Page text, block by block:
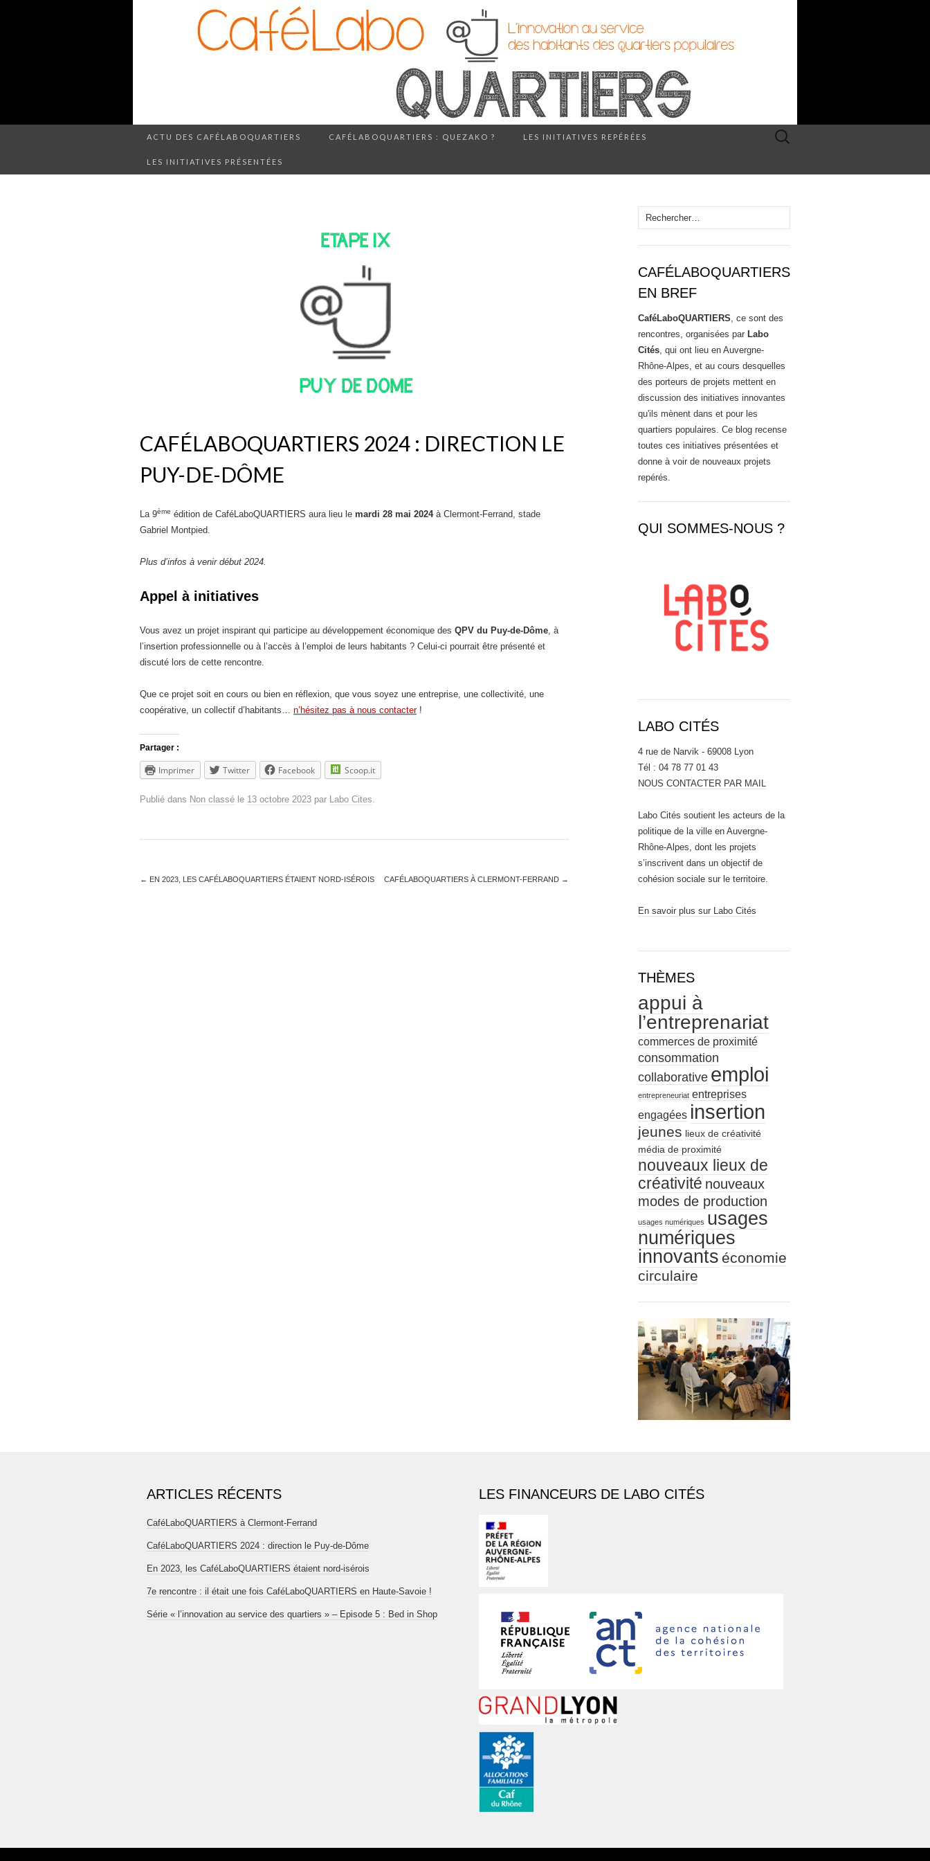
ACTU DES CAFÉLABOQUARTIERS CAFÉLABOQUARTIERS : QUEZAKO ? LES INITIATIVES REPÉRÉES
LES INITIATIVES PRÉSENTÉES
Rechercher :
CAFÉLABOQUARTIERS 2024 : DIRECTION LE
PUY-DE-DÔME
La 9ème édition de CaféLaboQUARTIERS aura lieu le mardi 28 mai 2024à Clermont-Ferrand, stade
Gabriel Montpied.
Plus d’infos à venir début 2024.
Appel à initiatives
Vous avez un projet inspirant qui participe au développement économique des QPV du Puy-de-Dôme, à
l’insertion professionnelle ou à l’accès à l’emploi de leurs habitants ? Celui-ci pourrait être présenté et
discuté lors de cette rencontre.
Que ce projet soit en cours ou bien en réflexion, que vous soyez une entreprise, une collectivité, une
coopérative, un collectif d’habitants… n’hésitez pas à nous contacter!
Partager :
Imprimer Twitter Facebook Scoop.it
Publié dans Non classé le 13 octobre 2023 par Labo Cites.
← EN 2023, LES CAFÉLABOQUARTIERS ÉTAIENT NORD-ISÉROIS CAFÉLABOQUARTIERS À CLERMONT-FERRAND →
Rechercher :
CAFÉLABOQUARTIERS
EN BREF
CaféLaboQUARTIERS, ce sont des
rencontres, organisées par Labo
Cités, qui ont lieu en Auvergne-
Rhône-Alpes, et au cours desquelles
des porteurs de projets mettent en
discussion des initiatives innovantes
qu'ils mènent dans et pour les
quartiers populaires. Ce blog recense
toutes ces initiatives présentées et
donne à voir de nouveaux projets
repérés.
QUI SOMMES-NOUS ?
LABO CITÉS
4 rue de Narvik - 69008 Lyon
Tél : 04 78 77 01 43
NOUS CONTACTER PAR MAIL
Labo Cités soutient les acteurs de la
politique de la ville en Auvergne-
Rhône-Alpes, dont les projets
s’inscrivent dans un objectif de
cohésion sociale sur le territoire.
En savoir plus sur Labo Cités
THÈMES
appui à
l’entreprenariat
commerces de proximité
consommation
collaborative emploi
entrepreneuriat entreprises
engagées insertion
jeunes lieux de créativité
média de proximité
nouveaux lieux de
créativité nouveaux
modes de production
usages numériques usages
numériques
innovants économie
circulaire
ARTICLES RÉCENTS
CaféLaboQUARTIERS à Clermont-Ferrand
CaféLaboQUARTIERS 2024 : direction le Puy-de-Dôme
En 2023, les CaféLaboQUARTIERS étaient nord-isérois
7e rencontre : il était une fois CaféLaboQUARTIERS en Haute-Savoie !
Série « l’innovation au service des quartiers » – Episode 5 : Bed in Shop
LES FINANCEURS DE LABO CITÉS